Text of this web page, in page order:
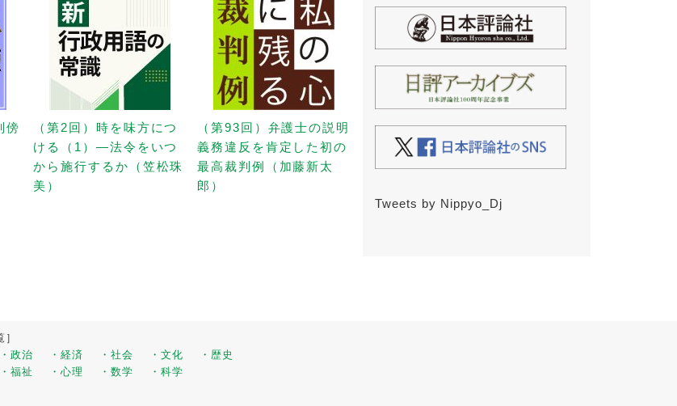
傍
（第2回）時を味方につ
ける（1）—法令をいつ
から施行するか（笠松珠
美）
（第93回）弁護士の説明
義務違反を肯定した初の
最高裁判例（加藤新太
郎）
Tweets by Nippyo_Dj
・政治 ・経済 ・社会 ・文化
・歴史
・福祉 ・心理 ・数学 ・科学